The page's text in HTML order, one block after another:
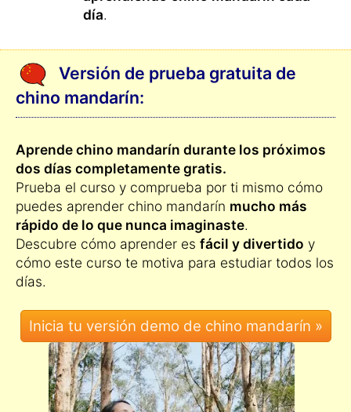
día.
Versión de prueba gratuita de
chino mandarín:
Aprende chino mandarín durante los próximos
dos días completamente gratis.
Prueba el curso y comprueba por ti mismo cómo
puedes aprender chino mandarín mucho más
rápido de lo que nunca imaginaste.
Descubre cómo aprender es fácil y divertido y
cómo este curso te motiva para estudiar todos los
días.